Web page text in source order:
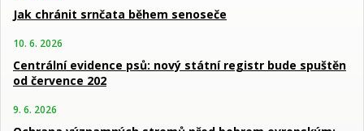
Jak chránit srnčata během senoseče
10. 6. 2026
Centrální evidence psů: nový státní registr bude spuštěn
od července 202
9. 6. 2026